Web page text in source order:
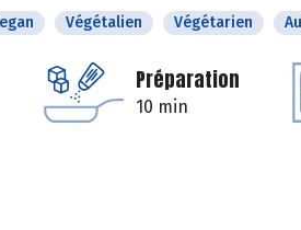
Végétalien Végétarien
Préparation
10 min